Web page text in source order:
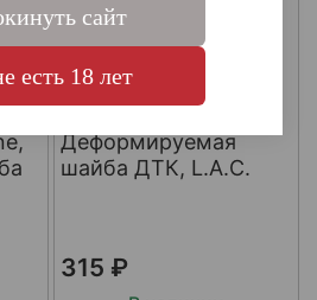
Деформируемая
шайба ДТК, L.A.C.
315 ₽
сайт
есть 18 лет